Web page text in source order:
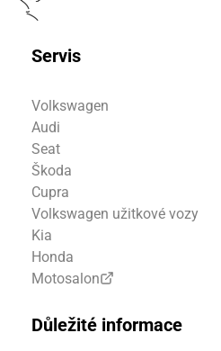
Servis
Volkswagen
Audi
Seat
Škoda
Cupra
Volkswagen užitkové vozy
Kia
Honda
Motosalon
Důležité informace